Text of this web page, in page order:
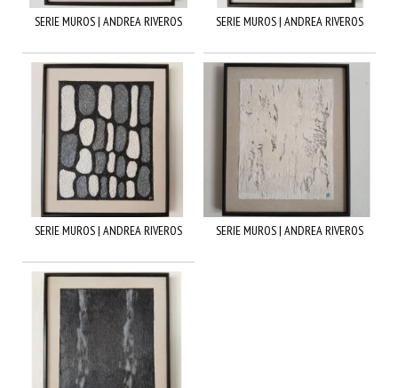
SERIE MUROS | ANDREA RIVEROS SERIE MUROS | ANDREA RIVEROS
SERIE MUROS | ANDREA RIVEROS SERIE MUROS | ANDREA RIVEROS